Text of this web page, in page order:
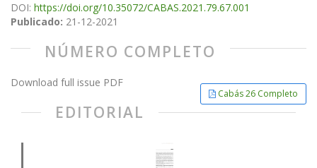
DOI: https://doi.org/10.35072/CABAS.2021.79.67.001
Publicado: 21-12-2021
NÚMERO COMPLETO
Download full issue PDF
Cabás 26 Completo
EDITORIAL